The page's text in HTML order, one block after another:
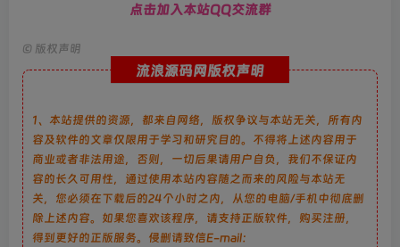
      var time =
(new Date).getHours()
ajax({
        type:
"get",
        success:
function( data) {
          window.
info = data;
          layer.
msg "Hi~ 来自" + data.data .location + '~<br/>
          var showFPS =
function() {
            var requestAnimationFrame = window.
function(callback) {
              window.
setTimeout(callback, 1000 / 60);
};
点击加入本站QQ交流群
© 版权声明
流浪源码网版权声明
1、本站提供的资源，都来自网络，版权争议与本站无关，所有内
容及软件的文章仅限用于学习和研究目的。不得将上述内容用于
商业或者非法用途，否则，一切后果请用户自负，我们不保证内
容的长久可用性，通过使用本站内容随之而来的风险与本站无
关，您必须在下载后的24个小时之内，从您的电脑/手机中彻底删
除上述内容。如果您喜欢该程序，请支持正版软件，购买注册，
得到更好的正版服务。侵删请致信E-mail：